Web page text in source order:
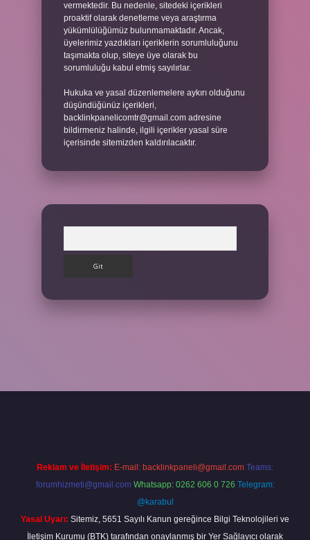
vermektedir. Bu nedenle, sitedeki içerikleri
proaktif olarak denetleme veya araştırma
yükümlülüğümüz bulunmamaktadır. Ancak,
üyelerimiz yazdıkları içeriklerin sorumluluğunu
taşımakta olup, siteye üye olarak bu
sorumluluğu kabul etmiş sayılırlar.
Hukuka ve yasal düzenlemelere aykırı olduğunu
düşündüğünüz içerikleri,
backlinkpanelicomtr@gmail.com adresine
bildirmeniz halinde, ilgili içerikler yasal süre
içerisinde sitemizden kaldırılacaktır.
Reklam ve İletişim: E-mail: backlinkpaneli@gmail.com Teams:
forumhizmeti@gmail.com Whatsapp: 0262 606 0 726 Telegram:
@karabul
Yasal Uyarı: Sitemiz, 5651 Sayılı Kanun gereğince Bilgi Teknolojileri ve
İletişim Kurumu (BTK) tarafından onaylanmış bir Yer Sağlayıcı olarak